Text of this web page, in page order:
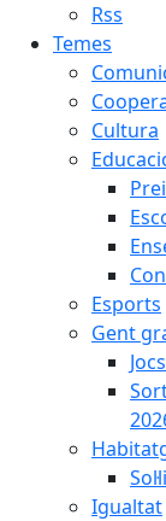
Rss
Temes
Cultura
Esports
Gent
Igualtat